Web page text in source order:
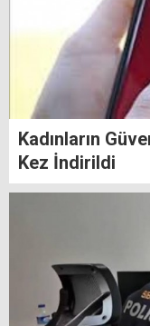
Kadınların
Kez İndirildi